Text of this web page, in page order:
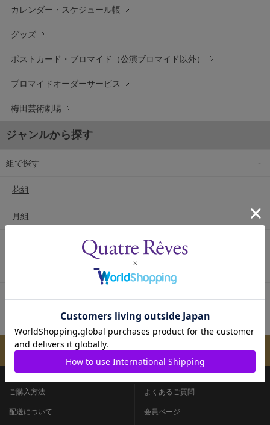
カレンダー・スケジュール帳
グッズ
ポストカード・ブロマイド（公演ブロマイド以外）
ブロマイドオーダーサービス
梅田芸術劇場
ジャンルから探す
組で探す
花組
月組
メールマガジンのご案内
ご購入方法
配送について
よくあるご質問
会員ページ